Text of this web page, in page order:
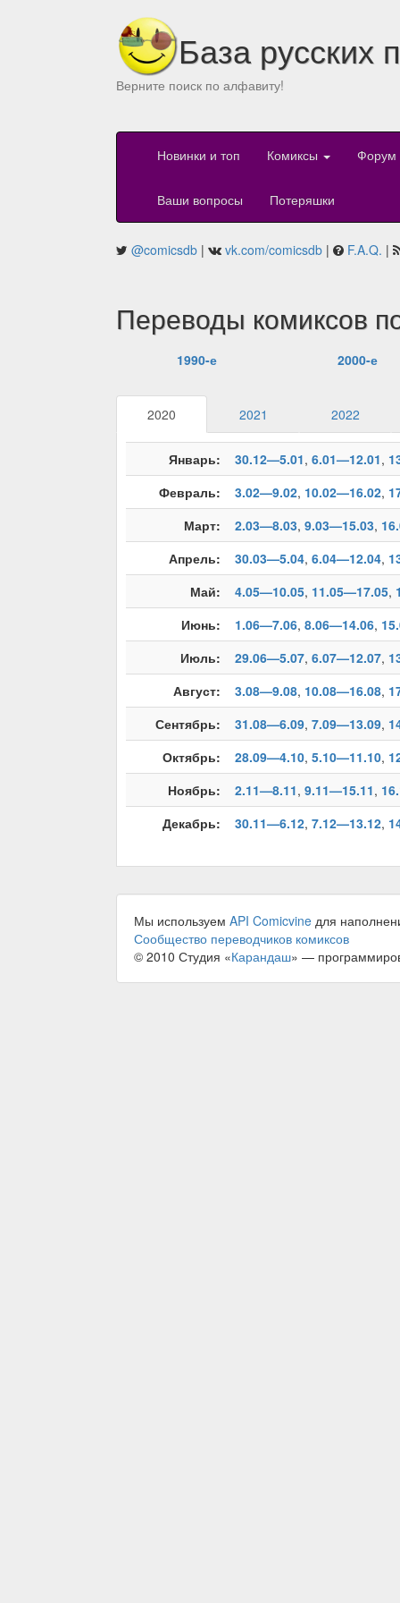
База русских
Верните поиск по алфавиту!
Новинки и топ Комиксы Форум
Ваши вопросы Потеряшки
@comicsdb | vk.com/comicsdb | F.A.Q. |
Переводы комиксов
1990-е 2000-е
2020 2021 2022
Январь: 30.12—5.01, 6.01—12.01,
Февраль:
3.02—9.02, 10.02—16.02,
Март:
2.03—8.03, 9.03—15.03,
Апрель:
30.03—5.04, 6.04—12.04,
Май:
4.05—10.05, 11.05—17.05,
Июнь:
1.06—7.06, 8.06—14.06,
Июль:
29.06—5.07, 6.07—12.07,
Август:
3.08—9.08, 10.08—16.08,
Сентябрь:
31.08—6.09, 7.09—13.09,
Октябрь:
28.09—4.10, 5.10—11.10,
Ноябрь:
2.11—8.11, 9.11—15.11,
Декабрь:
30.11—6.12, 7.12—13.12,
Мы используем API Comicvine для
Сообщество переводчиков комиксов
© 2010 Студия «Карандаш» —